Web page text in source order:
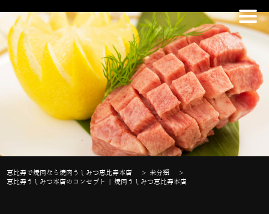
恵比寿で焼肉なら焼肉うしみつ恵比寿本店 >未分類
>
恵比寿うしみつ本店のコンセプト | 焼肉うしみつ恵比寿本店